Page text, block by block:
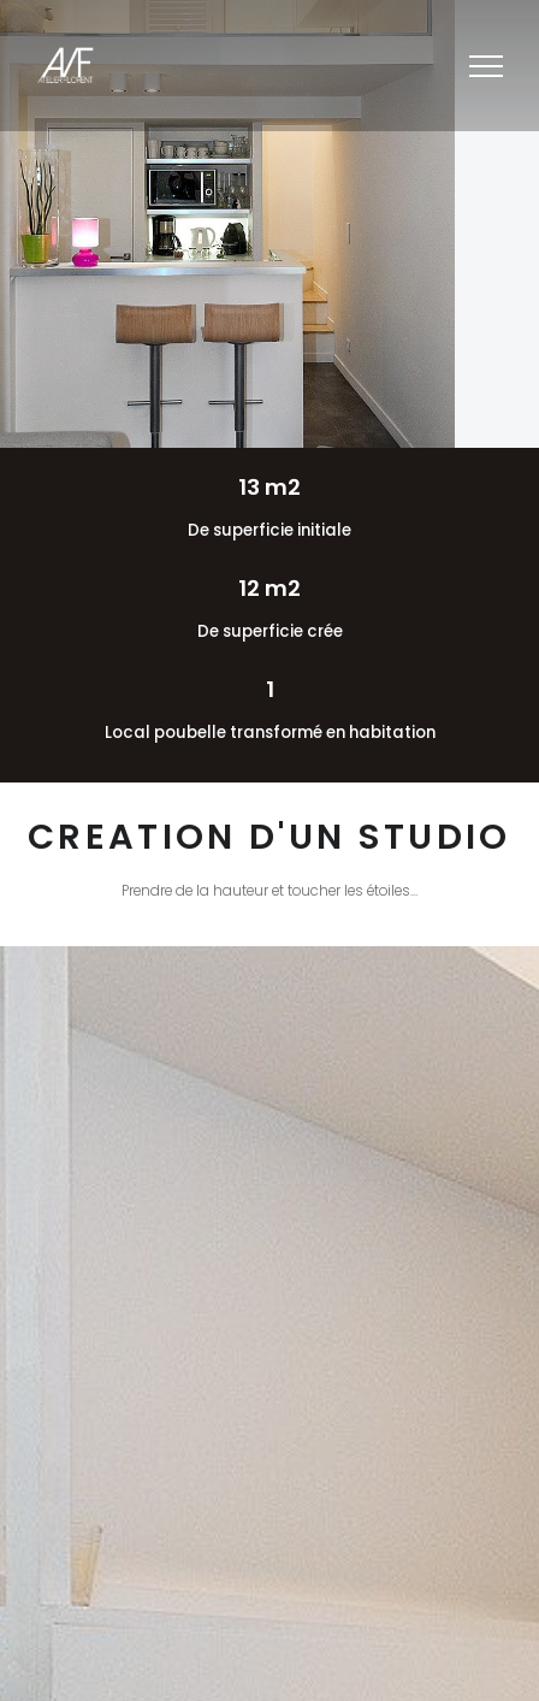
13 m2
De superficie initiale
12 m2
De superficie crée
1
Local poubelle transformé en habitation
CREATION D'UN STUDIO
Prendre de la hauteur et toucher les étoiles…